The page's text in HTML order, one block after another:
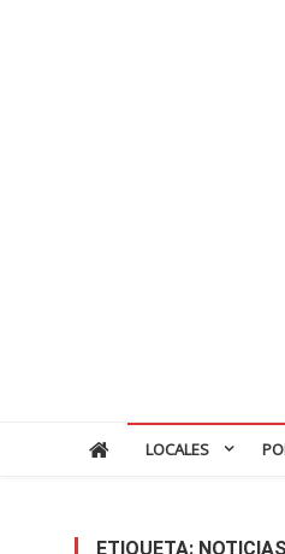
LOCALES
ETIQUETA: